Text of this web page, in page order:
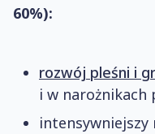
60%):
rozwój pleśni i
i w narożnikach
intensywniejszy